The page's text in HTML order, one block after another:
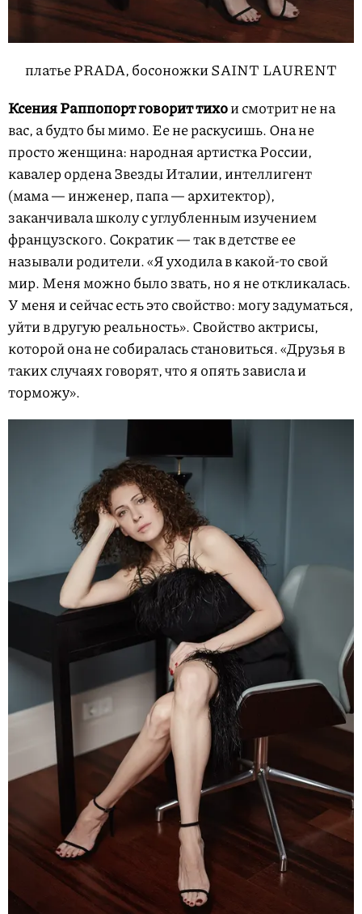
платье PRADA, босоножки SAINT LAURENT
Ксения Раппопорт говорит тихои смотрит не на
вас, а будто бы мимо. Ее не раскусишь. Она не
просто женщина: народная артистка России,
кавалер ордена Звезды Италии, интеллигент
(мама — инженер, папа — архитектор),
заканчивала школу с углубленным изучением
французского. Сократик — так в детстве ее
называли родители. «Я уходила в какой-то свой
мир. Меня можно было звать, но я не откликалась.
У меня и сейчас есть это свойство: могу задуматься,
уйти в другую реальность». Свойство актрисы,
которой она не собиралась становиться. «Друзья в
таких случаях говорят, что я опять зависла и
торможу».